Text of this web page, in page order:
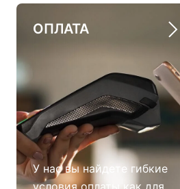
ОПЛАТА
У нас вы найдете гибкие